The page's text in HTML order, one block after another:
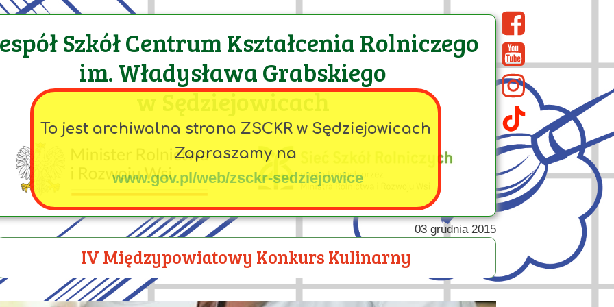
To jest archiwalna strona ZSCKR w Sędziejowicach
Zapraszamy na
www.gov.pl/web/zsckr-sedziejowice
Szkół Centrum Kształcenia Rolniczego
im. Władysława Grabskiego
w Sędziejowicach
03 grudnia 2015
IV Międzypowiatowy Konkurs Kulinarny